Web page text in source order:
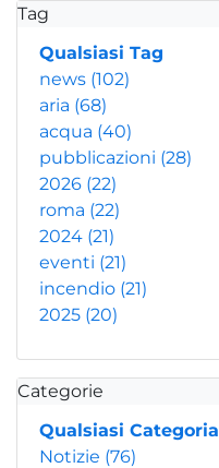
Tag
Qualsiasi Tag
news (102)
aria (68)
acqua (40)
pubblicazioni (28)
2026 (22)
roma (22)
2024 (21)
eventi (21)
incendio (21)
2025 (20)
Categorie
Qualsiasi Categoria
Notizie (76)